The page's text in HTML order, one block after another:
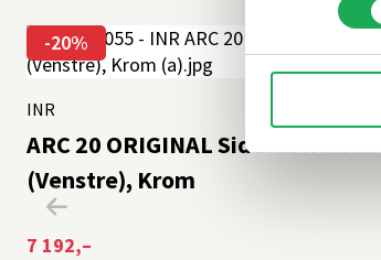
ARC 20 ORIGINAL Sidefastfelt 80
(Venstre), Krom
-20%
INR
7 192,–